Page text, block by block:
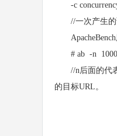
-c concurrency
//一次产生的请
ApacheBench
# ab -n 1000
//n后面的代表
的目标URL。